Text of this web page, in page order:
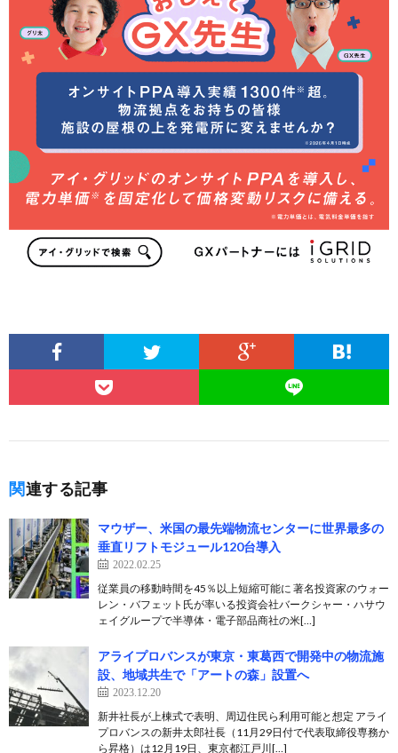
関連する記事
マウザー、米国の最先端物流センターに世界最多の
垂直リフトモジュール120台導入
2022.02.25
従業員の移動時間を45％以上短縮可能に 著名投資家のウォー
レン・バフェット氏が率いる投資会社バークシャー・ハサウ
ェイグループで半導体・電子部品商社の米[…]
アライプロバンスが東京・東葛西で開発中の物流施
設、地域共生で「アートの森」設置へ
2023.12.20
新井社長が上棟式で表明、周辺住民ら利用可能と想定 アライ
プロバンスの新井太郎社長（11月29日付で代表取締役専務か
ら昇格）は12月19日、東京都江戸川[…]